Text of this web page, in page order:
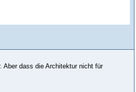
Aber dass die Architektur nicht für